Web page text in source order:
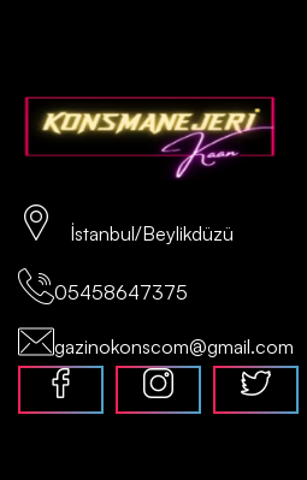
İstanbul/Beylikdüzü
05458647375
gazinokonscom@gmail.com